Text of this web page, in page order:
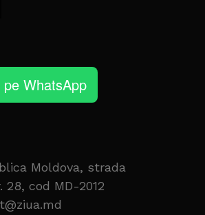
WhatsApp
Moldova, strada
28, cod MD-2012